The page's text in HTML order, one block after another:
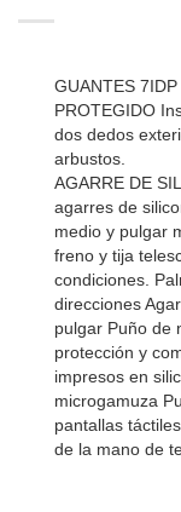
GUANTES
PROTEGIDO
dos dedos
arbustos.
AGARRE DE
agarres de
medio y pulgar
freno y tija
condiciones.
direcciones
pulgar Puño de
protección y
impresos en
microgamuza
pantallas
de la mano de